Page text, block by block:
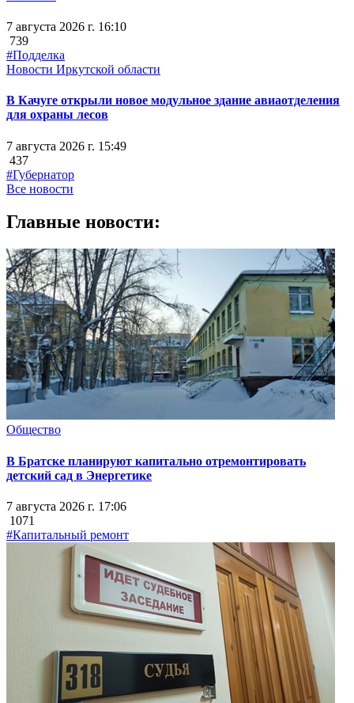
7 августа 2026 г. 16:10
739
#Подделка
Новости Иркутской области
В Качуге открыли новое модульное здание авиаотделения
для охраны лесов
7 августа 2026 г. 15:49
437
#Губернатор
Все новости
Главные новости:
Общество
В Братске планируют капитально отремонтировать
детский сад в Энергетике
7 августа 2026 г. 17:06
1071
#Капитальный ремонт